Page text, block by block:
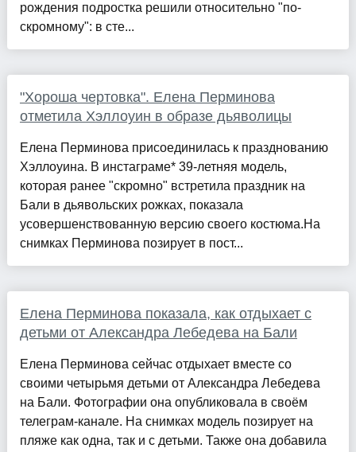
рождения подростка решили относительно "по-
скромному": в сте...
"Хороша чертовка". Елена Перминова
отметила Хэллоуин в образе дьяволицы
Елена Перминова присоединилась к празднованию
Хэллоуина. В инстаграме* 39-летняя модель,
которая ранее "скромно" встретила праздник на
Бали в дьявольских рожках, показала
усовершенствованную версию своего костюма.На
снимках Перминова позирует в пост...
Елена Перминова показала, как отдыхает с
детьми от Александра Лебедева на Бали
Елена Перминова сейчас отдыхает вместе со
своими четырьмя детьми от Александра Лебедева
на Бали. Фотографии она опубликовала в своём
телеграм-канале. На снимках модель позирует на
пляже как одна, так и с детьми. Также она добавила